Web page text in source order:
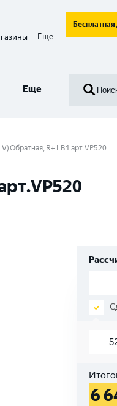
Еще
Бесплатная
Еще
Обратная, R+ LB1 арт.VP520
6